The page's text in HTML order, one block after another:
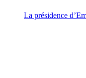
La présidence